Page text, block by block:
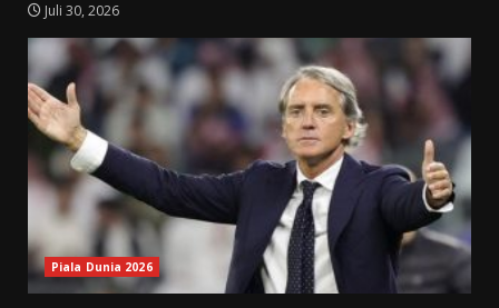
Juli 30, 2026
Piala Dunia 2026